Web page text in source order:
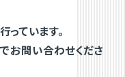
ています。
お問い合わせくださ